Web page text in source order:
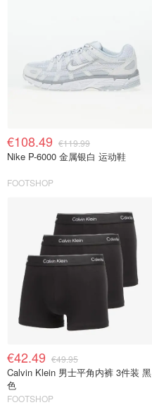
€108.49 €119.99
Nike P-6000 金属银白 运动鞋
FOOTSHOP
€42.49 €49.95
Calvin Klein 男士平角内裤 3件装 黑
色
FOOTSHOP